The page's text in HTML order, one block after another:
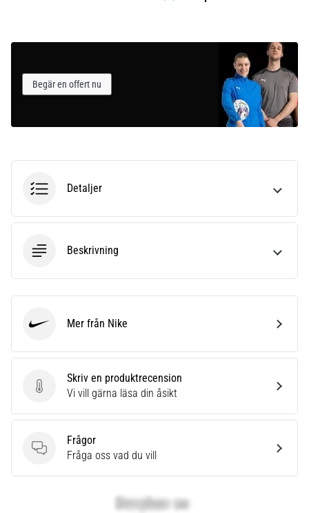
Begär en offert nu
Detaljer
Beskrivning
Skriv en produktrecension
Skriv en produktrecension
Vi vill gärna läsa din åsikt
Frågor
Frågor
Fråga oss vad du vill
Mer från Nike